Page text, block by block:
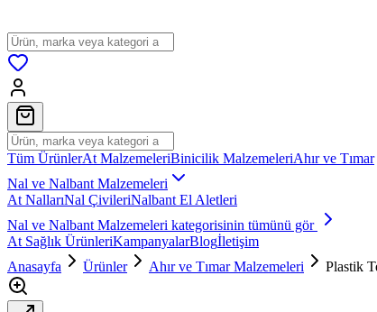
Tüm ÜrünlerAt MalzemeleriBinicilik MalzemeleriAhır ve Tımar
Nal ve Nalbant Malzemeleri
At NallarıNal ÇivileriNalbant El Aletleri
Nal ve Nalbant Malzemeleri kategorisinin tümünü gör
At Sağlık ÜrünleriKampanyalarBlogİletişim
Anasayfa
Ürünler Ahır ve Tımar Malzemeleri Plastik